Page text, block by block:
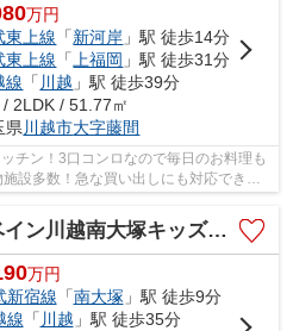
万円
東上線 「新河岸 」駅 徒歩14分
東上線 「上福岡 」駅 徒歩31分
線 「 川越 」駅 徒歩39分
/ 2LDK / 51.77㎡
県川越市大字藤間
チン！3口コンロなので毎日のお料理も
設多数！急な買い出しにも対応できま
ン川越南大塚キッズプレース
万円
新宿線 「南大塚 」駅 徒歩9分
線 「 川越 」駅 徒歩35分